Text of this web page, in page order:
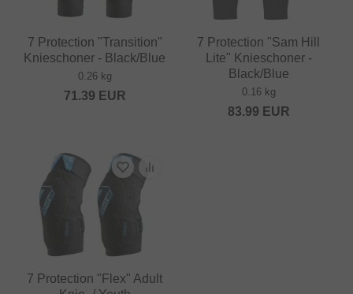
7 Protection "Transition"
Knieschoner - Black/Blue
0.26 kg
71.39 EUR
7 Protection "Sam Hill
Lite" Knieschoner -
Black/Blue
0.16 kg
83.99 EUR
7 Protection "Flex" Adult